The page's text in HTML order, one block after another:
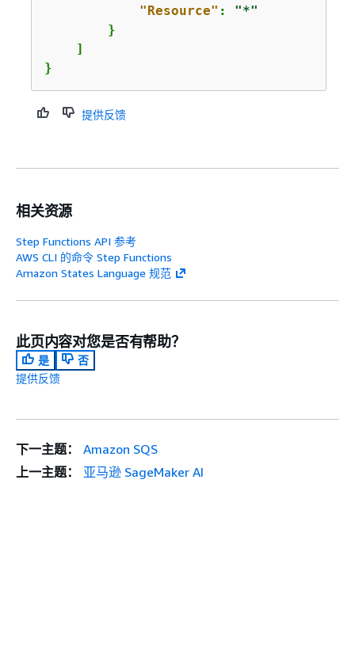
"Resource" : "*"
        }
    ]
}
提供反馈
相关资源
Step Functions API 参考
AWS CLI 的命令 Step Functions
Amazon States Language 规范
此页内容对您是否有帮助？
是
否
提供反馈
下一主题：
Amazon SQS
上一主题：
亚马逊 SageMaker AI